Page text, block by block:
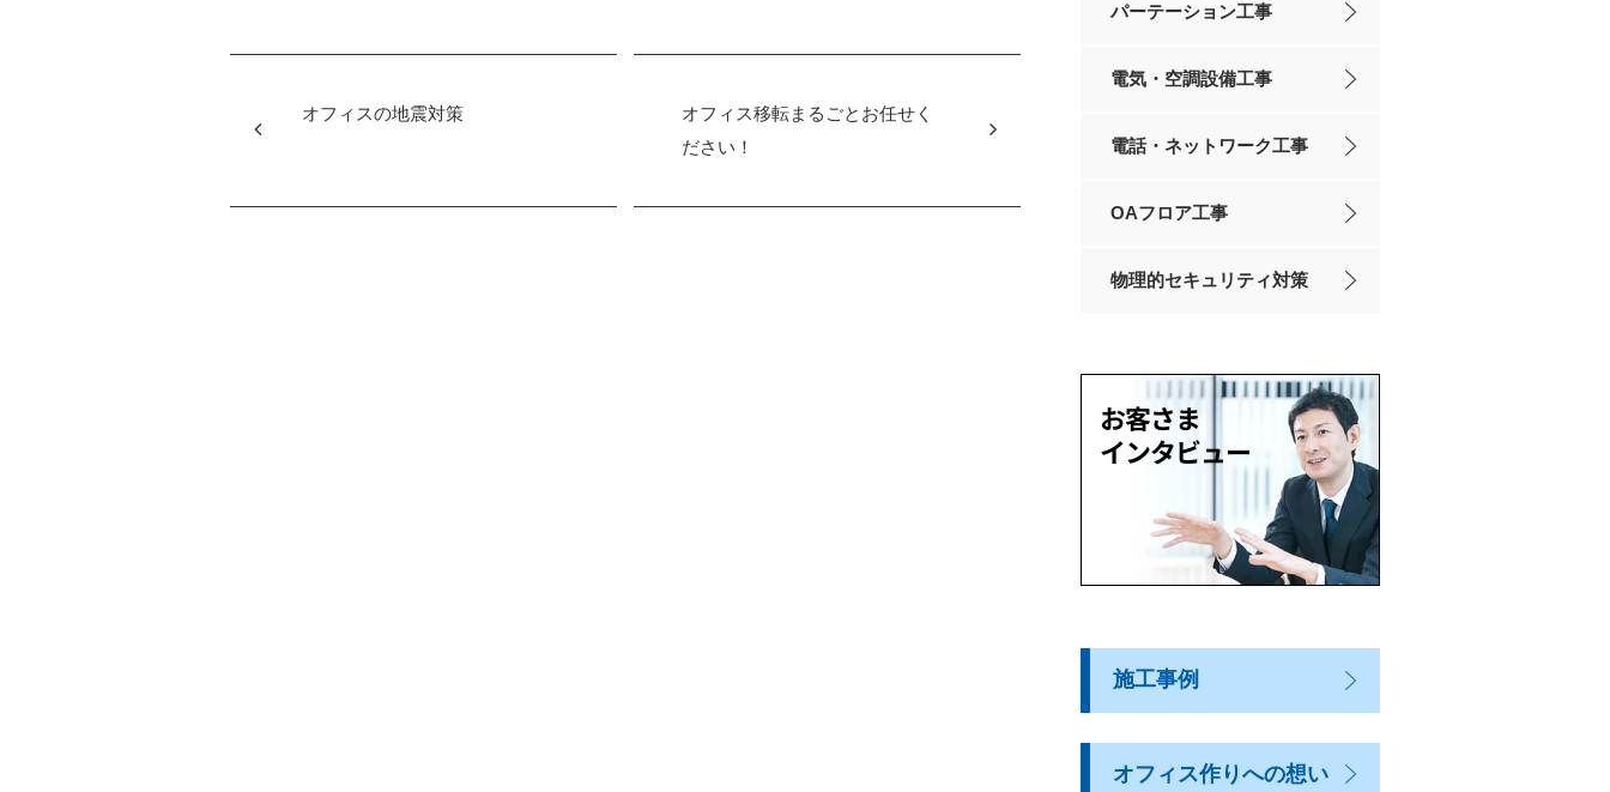
オフィスの地震対策
オフィス移転まるごとお任せく
ださい！
パーテーション工事
電気・空調設備工事
電話・ネットワーク工事
OAフロア工事
物理的セキュリティ対策
施工事例
オフィス作りへの想い